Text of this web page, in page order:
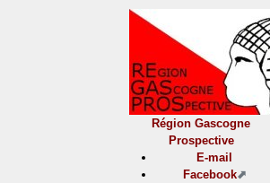
Région Gascogne
Prospective
E-mail
Facebook